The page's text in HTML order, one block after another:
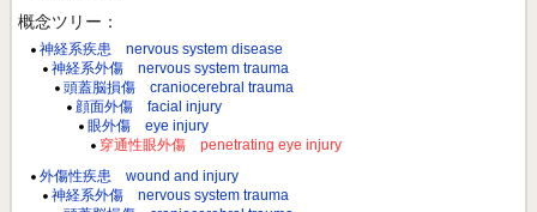
概念ツリー：
神経系疾患 nervous system disease
神経系外傷 nervous system trauma
頭蓋脳損傷 craniocerebral trauma
顔面外傷 facial injury
眼外傷 eye injury
穿通性眼外傷 penetrating eye injury
外傷性疾患 wound and injury
神経系外傷 nervous system trauma